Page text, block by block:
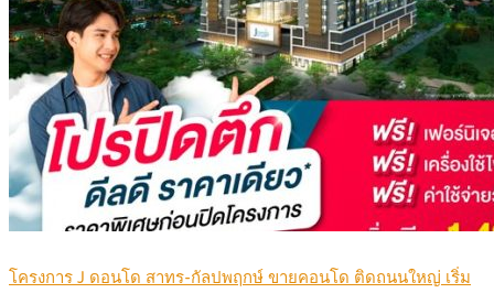
โครงการ J ดอนโด สาทร-กัลปพฤกษ์ ขายคอนโด ติดถนนใหญ่ เริ่ม